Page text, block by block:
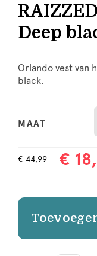
Deep
Orlando vest van
black.
MAAT
€ 44,99 €